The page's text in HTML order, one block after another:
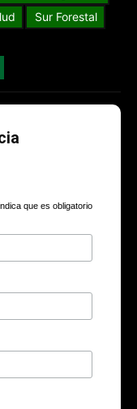
Sur Forestal
que es obligatorio